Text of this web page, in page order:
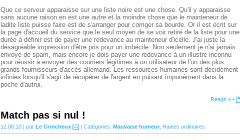
Que ce serveur apparaisse sur une liste noire est une chose. Qu'il y apparaisse
sans aucune raison en est une autre et la moindre chose que le mainteneur de
ladite liste puisse faire est de s'arranger pour corriger sa bourde. Or il est écrit sur
la page d'accueil du service que le seul moyen de se voir retiré de la liste pour une
durée à définir est de payer une redevance au mainteneur d'icelle. J'ai juste la
désagréable impression d'être pris pour un imbécile. Non seulement je n'ai jamais
envoyé de spam, mais encore je dois payer une redevance à un illustre inconnu
pour réussir à envoyer des courriers légitimes à un utilisateur de l'un des plus
grands fournisseurs d'accès allemand. Les ressources humaines sont décidément
infinies lorsqu'il s'agit de récupérer de l'argent en puisant impunément dans la
poche d'autrui.
Réagir » •
Match pas si nul !
12.06.10 | par Le Grincheux | Catégories: Mauvaise humeur Haines ordinaires